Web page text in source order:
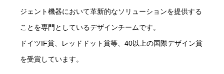
ジェント機器において革新的なソリューションを提供する
ことを専門としているデザインチームです。
ドイツIF賞、レッドドット賞等、40以上の国際デザイン賞
を受賞しています。